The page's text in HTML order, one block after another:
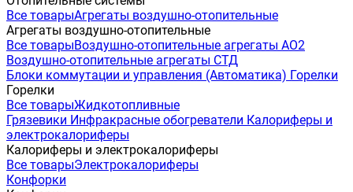
Все товарыАгрегаты воздушно-отопительные
Агрегаты воздушно-отопительные
Все товарыВоздушно-отопительные агрегаты АО2
Воздушно-отопительные агрегаты СТД
Блоки коммутации и управления (Автоматика) Горелки
Горелки
Все товарыЖидкотопливные
Грязевики Инфракрасные обогреватели Калориферы и
электрокалориферы
Калориферы и электрокалориферы
Все товарыЭлектрокалориферы
Конфорки